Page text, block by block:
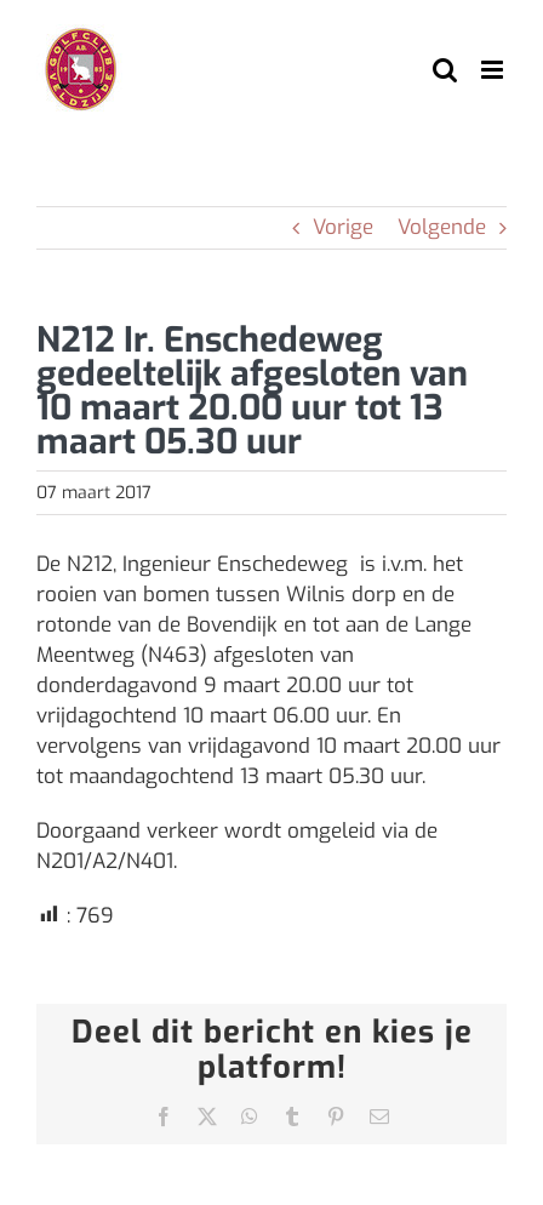
inhoud
Vorige Volgende
N212 Ir. Enschedeweg
gedeeltelijk afgesloten van
10 maart 20.00 uur tot 13
maart 05.30 uur
07 maart 2017
De N212, Ingenieur Enschedeweg is i.v.m. het
rooien van bomen tussen Wilnis dorp en de
rotonde van de Bovendijk en tot aan de Lange
Meentweg (N463) afgesloten van
donderdagavond 9 maart 20.00 uur tot
vrijdagochtend 10 maart 06.00 uur. En
vervolgens van vrijdagavond 10 maart 20.00 uur
tot maandagochtend 13 maart 05.30 uur.
Doorgaand verkeer wordt omgeleid via de
N201/A2/N401.
: 769
Deel dit bericht en kies je
platform!
Facebook WhatsApp
Tumblr Pinterest
E-